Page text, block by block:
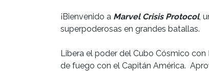
¡Bienvenido a Marvel Crisis Protocol,
superpoderosas en grandes batallas.
Libera el poder del Cubo Cósmico
de fuego con el Capitán América.